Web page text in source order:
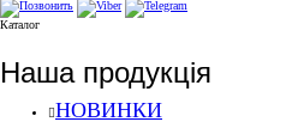
Каталог
Наша продукція
НОВИНКИ